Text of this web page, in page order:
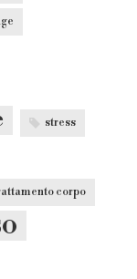
stress
corpo